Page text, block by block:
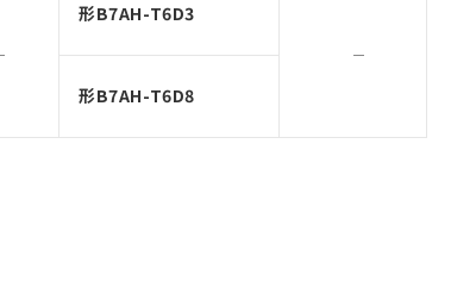
形B7AH-T6D3
形B7AH-T6D8